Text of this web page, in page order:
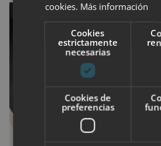
cookies. Más información
Cookies
estrictamente
necesarias
Cookies de
preferencias